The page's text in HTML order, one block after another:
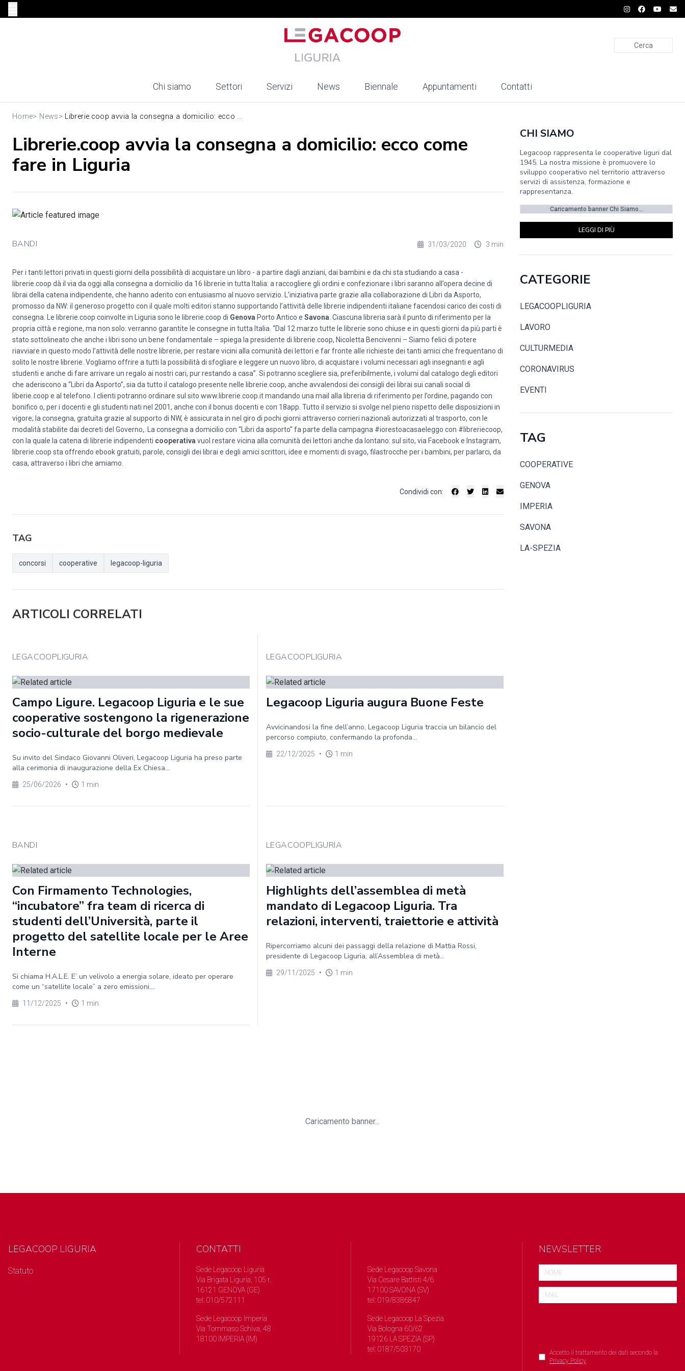
Cerca
Chi siamo Settori Servizi News Biennale Appuntamenti Contatti
Home> News> Librerie.coop avvia la consegna a domicilio: ecco ...
Librerie.coop avvia la consegna a domicilio: ecco come
fare in Liguria
BANDI 31/03/2020 3 min
Per i tanti lettori privati in questi giorni della possibilità di acquistare un libro - a partire dagli anziani, dai bambini e da chi sta studiando a casa -
librerie.coop dà il via da oggi alla consegna a domicilio da 16 librerie in tutta Italia: a raccogliere gli ordini e confezionare i libri saranno all’opera decine di
librai della catena indipendente, che hanno aderito con entusiasmo al nuovo servizio. L’iniziativa parte grazie alla collaborazione di Libri da Asporto,
promosso da NW: il generoso progetto con il quale molti editori stanno supportando l’attività delle librerie indipendenti italiane facendosi carico dei costi di
consegna. Le librerie.coop coinvolte in Liguria sono le librerie.coop di Genova Porto Antico e Savona . Ciascuna libreria sarà il punto di riferimento per la
propria città e regione, ma non solo: verranno garantite le consegne in tutta Italia. “Dal 12 marzo tutte le librerie sono chiuse e in questi giorni da più parti è
stato sottolineato che anche i libri sono un bene fondamentale – spiega la presidente di librerie.coop, Nicoletta Bencivenni – Siamo felici di potere
riavviare in questo modo l’attività delle nostre librerie, per restare vicini alla comunità dei lettori e far fronte alle richieste dei tanti amici che frequentano di
solito le nostre librerie. Vogliamo offrire a tutti la possibilità di sfogliare e leggere un nuovo libro, di acquistare i volumi necessari agli insegnanti e agli
studenti e anche di fare arrivare un regalo ai nostri cari, pur restando a casa”. Si potranno scegliere sia, preferibilmente, i volumi dal catalogo degli editori
che aderiscono a “Libri da Asporto”, sia da tutto il catalogo presente nelle librerie.coop, anche avvalendosi dei consigli dei librai sui canali social di
liberie.coop e al telefono. I clienti potranno ordinare sul sito www.librerie.coop.it mandando una mail alla libreria di riferimento per l’ordine, pagando con
bonifico o, per i docenti e gli studenti nati nel 2001, anche con il bonus docenti e con 18app. Tutto il servizio si svolge nel pieno rispetto delle disposizioni in
vigore; la consegna, gratuita grazie al supporto di NW, è assicurata in nel giro di pochi giorni attraverso corrieri nazionali autorizzati al trasporto, con le
modalità stabilite dai decreti del Governo,. La consegna a domicilio con “Libri da asporto” fa parte della campagna #iorestoacasaeleggo con #libreriecoop,
con la quale la catena di librerie indipendenti cooperativa vuol restare vicina alla comunità dei lettori anche da lontano: sul sito, via Facebook e Instagram,
librerie.coop sta offrendo ebook gratuiti, parole, consigli dei librai e degli amici scrittori, idee e momenti di svago, filastrocche per i bambini, per parlarci, da
casa, attraverso i libri che amiamo.
Condividi con:
TAG
concorsi cooperative legacoop-liguria
ARTICOLI CORRELATI
LEGACOOPLIGURIA
Campo Ligure. Legacoop Liguria e le sue
cooperative sostengono la rigenerazione
socio-culturale del borgo medievale
Su invito del Sindaco Giovanni Oliveri, Legacoop Liguria ha preso parte
alla cerimonia di inaugurazione della Ex Chiesa...
25/06/2026 • 1 min
LEGACOOPLIGURIA
Legacoop Liguria augura Buone Feste
Avvicinandosi la fine dell’anno, Legacoop Liguria traccia un bilancio del
percorso compiuto, confermando la profonda...
22/12/2025 • 1 min
BANDI
Con Firmamento Technologies,
“incubatore” fra team di ricerca di
studenti dell’Università, parte il
progetto del satellite locale per le Aree
Interne
Si chiama H.A.L.E. E’ un velivolo a energia solare, ideato per operare
come un “satellite locale” a zero emissioni....
11/12/2025 • 1 min
LEGACOOPLIGURIA
Highlights dell’assemblea di metà
mandato di Legacoop Liguria. Tra
relazioni, interventi, traiettorie e attività
Ripercorriamo alcuni dei passaggi della relazione di Mattia Rossi,
presidente di Legacoop Liguria, all’Assemblea di metà...
29/11/2025 • 1 min
CHI SIAMO
Legacoop rappresenta le cooperative liguri dal
1945. La nostra missione è promuovere lo
sviluppo cooperativo nel territorio attraverso
servizi di assistenza, formazione e
rappresentanza.
Caricamento banner Chi Siamo...
LEGGI DI PIÙ
CATEGORIE
LEGACOOPLIGURIA
LAVORO
CULTURMEDIA
CORONAVIRUS
EVENTI
TAG
COOPERATIVE
GENOVA
IMPERIA
SAVONA
LA-SPEZIA
Caricamento banner...
LEGACOOP LIGURIA
Statuto
CONTATTI
Sede Legacoop Liguria
Via Brigata Liguria, 105 r.
16121 GENOVA (GE)
tel: 010/572111
Sede Legacoop Imperia
Via Tommaso Schiva, 48
18100 IMPERIA (IM)
Sede Legacoop Savona
Via Cesare Battisti 4/6
17100 SAVONA (SV)
tel: 019/8386847
Sede Legacoop La Spezia
Via Bologna 60/62
19126 LA SPEZIA (SP)
tel: 0187/503170
NEWSLETTER
Accetto il trattamento dei dati secondo la
Privacy Policy